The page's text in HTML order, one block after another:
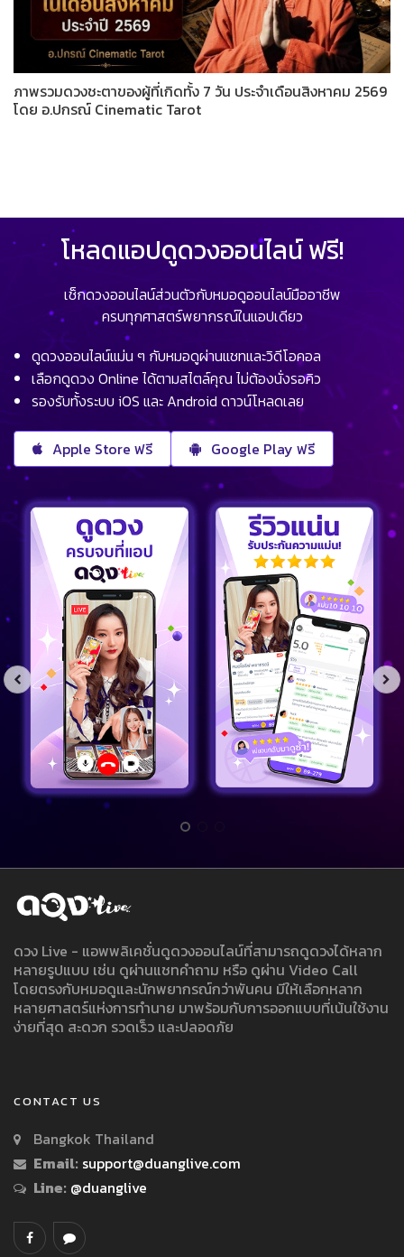
ภาพรวมดวงชะตาของผู้ที่เกิดทั้ง 7 วัน ประจำเดือนสิงหาคม 2569
โดย อ.ปกรณ์ Cinematic Tarot
โหลดแอปดูดวงออนไลน์ ฟรี!
เช็กดวงออนไลน์ส่วนตัวกับหมอดูออนไลน์มืออาชีพ
ครบทุกศาสตร์พยากรณ์ในแอปเดียว
ดูดวงออนไลน์แม่น ๆ กับหมอดูผ่านแชทและวิดีโอคอล
เลือกดูดวง Online ได้ตามสไตล์คุณ ไม่ต้องนั่งรอคิว
รองรับทั้งระบบ iOS และ Android ดาวน์โหลดเลย
Apple Store ฟรี Google Play ฟรี
ดวง Live - แอพพลิเคชั่นดูดวงออนไลน์ที่สามารถดูดวงได้หลาก
หลายรูปแบบ เช่น ดูผ่านแชทคำถาม หรือ ดูผ่าน Video Call
โดยตรงกับหมอดูและนักพยากรณ์กว่าพันคน มีให้เลือกหลาก
หลายศาสตร์แห่งการทำนาย มาพร้อมกับการออกแบบที่เน้นใช้งาน
ง่ายที่สุด สะดวก รวดเร็ว และปลอดภัย
CONTACT US
Bangkok Thailand
Email: support@duanglive.com
Line: @duanglive